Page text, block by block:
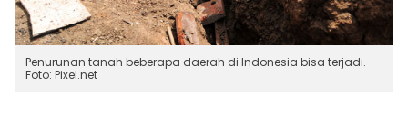
Penurunan tanah beberapa daerah di Indonesia bisa terjadi.
Foto: Pixel.net